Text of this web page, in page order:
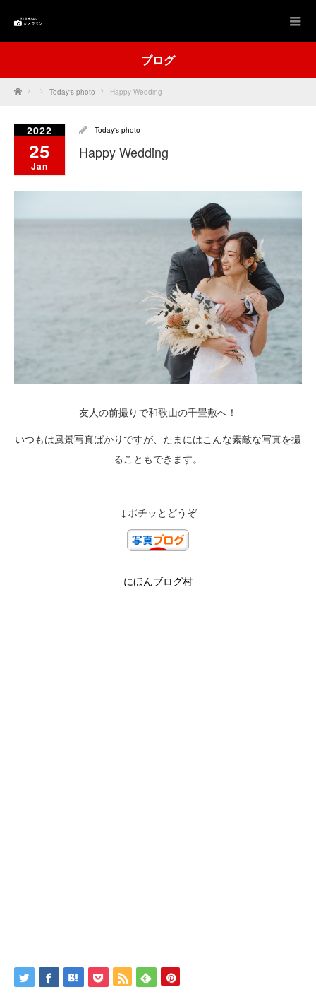
ブログ
Home Today's photo Happy Wedding
2022
25
Jan
Today's photo
Happy Wedding
友人の前撮りで和歌山の千畳敷へ！
いつもは風景写真ばかりですが、たまにはこんな素敵な写真を撮
ることもできます。
↓ポチッとどうぞ
にほんブログ村